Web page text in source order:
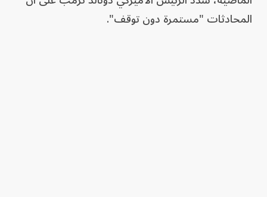
المحادثات "مستمرة دون توقف".